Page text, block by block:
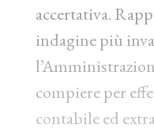
accertativa.
indagine più
compiere per
contabile ed